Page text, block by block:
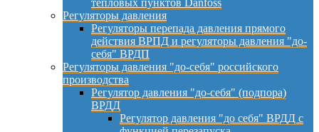
тепловых пунктов Danfoss
Регуляторы давления
Регуляторы перепада давления прямого
действия ВРПД и регуляторы давления "до-
себя" ВРДП
Регуляторы давления "до-себя" российского
производства
Регулятор давления "до-себя" (подпора)
ВРДД
Регулятор давления "до себя" ВРДД с